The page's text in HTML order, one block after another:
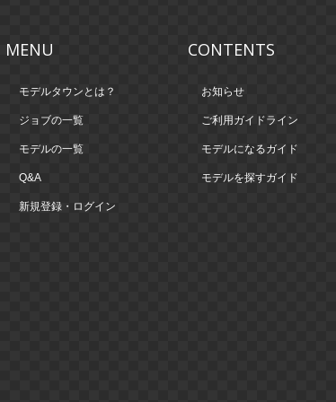
MENU
モデルタウンとは？
ジョブの一覧
モデルの一覧
Q&A
新規登録・ログイン
CONTENTS
お知らせ
ご利用ガイドライン
モデルになるガイド
モデルを探すガイド